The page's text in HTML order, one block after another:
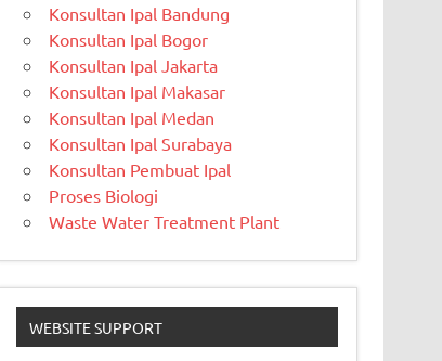
Konsultan Ipal Bandung
Konsultan Ipal Bogor
Konsultan Ipal Jakarta
Konsultan Ipal Makasar
Konsultan Ipal Medan
Konsultan Ipal Surabaya
Konsultan Pembuat Ipal
Proses Biologi
Waste Water Treatment Plant
WEBSITE SUPPORT